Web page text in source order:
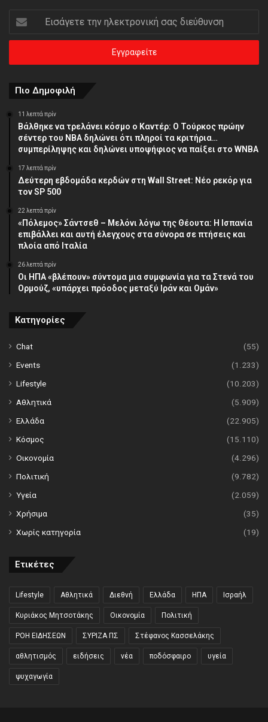
Εισάγετε
την
ηλεκτρονική
διεύθυνση
Πιο Δημοφιλή
11 λεπτά πρίν
Βάλθηκε να τρελάνει κόσμο ο Καντέρ: Ο Τούρκος πρώην
σέντερ του NBA δηλώνει ότι πληροί τα κριτήρια…
συμπερίληψης και δηλώνει υποψήφιος να παίξει στο WNBA
17 λεπτά πρίν
Δεύτερη εβδομάδα κερδών στη Wall Street: Νέο ρεκόρ για
τον SP 500
22 λεπτά πρίν
«Πόλεμος» Σάντσεθ – Μελόνι λόγω της Θέουτα: Η Ισπανία
επιβάλλει και αυτή έλεγχους στα σύνορα σε πτήσεις και
πλοία από Ιταλία
26 λεπτά πρίν
Οι ΗΠΑ «βλέπουν» σύντομα μια συμφωνία για τα Στενά του
Ορμούζ, «υπάρχει πρόοδος μεταξύ Ιράν και Ομάν»
Κατηγορίες
Chat
(55)
Events
(1.233)
Lifestyle
(10.203)
Αθλητικά
(5.909)
Ελλάδα
(22.905)
Κόσμος
(15.110)
Οικονομία
(4.296)
Πολιτική
(9.782)
Υγεία
(2.059)
Χρήσιμα
(35)
Χωρίς κατηγορία
(19)
Ετικέτες
Lifestyle Αθλητικά Διεθνή Ελλάδα ΗΠΑ Ισραήλ
Κυριάκος Μητσοτάκης Οικονομία Πολιτική
ΡΟΗ ΕΙΔΗΣΕΩΝ ΣΥΡΙΖΑ ΠΣ Στέφανος Κασσελάκης
αθλητισμός ειδήσεις νέα ποδόσφαιρο υγεία
ψυχαγωγία